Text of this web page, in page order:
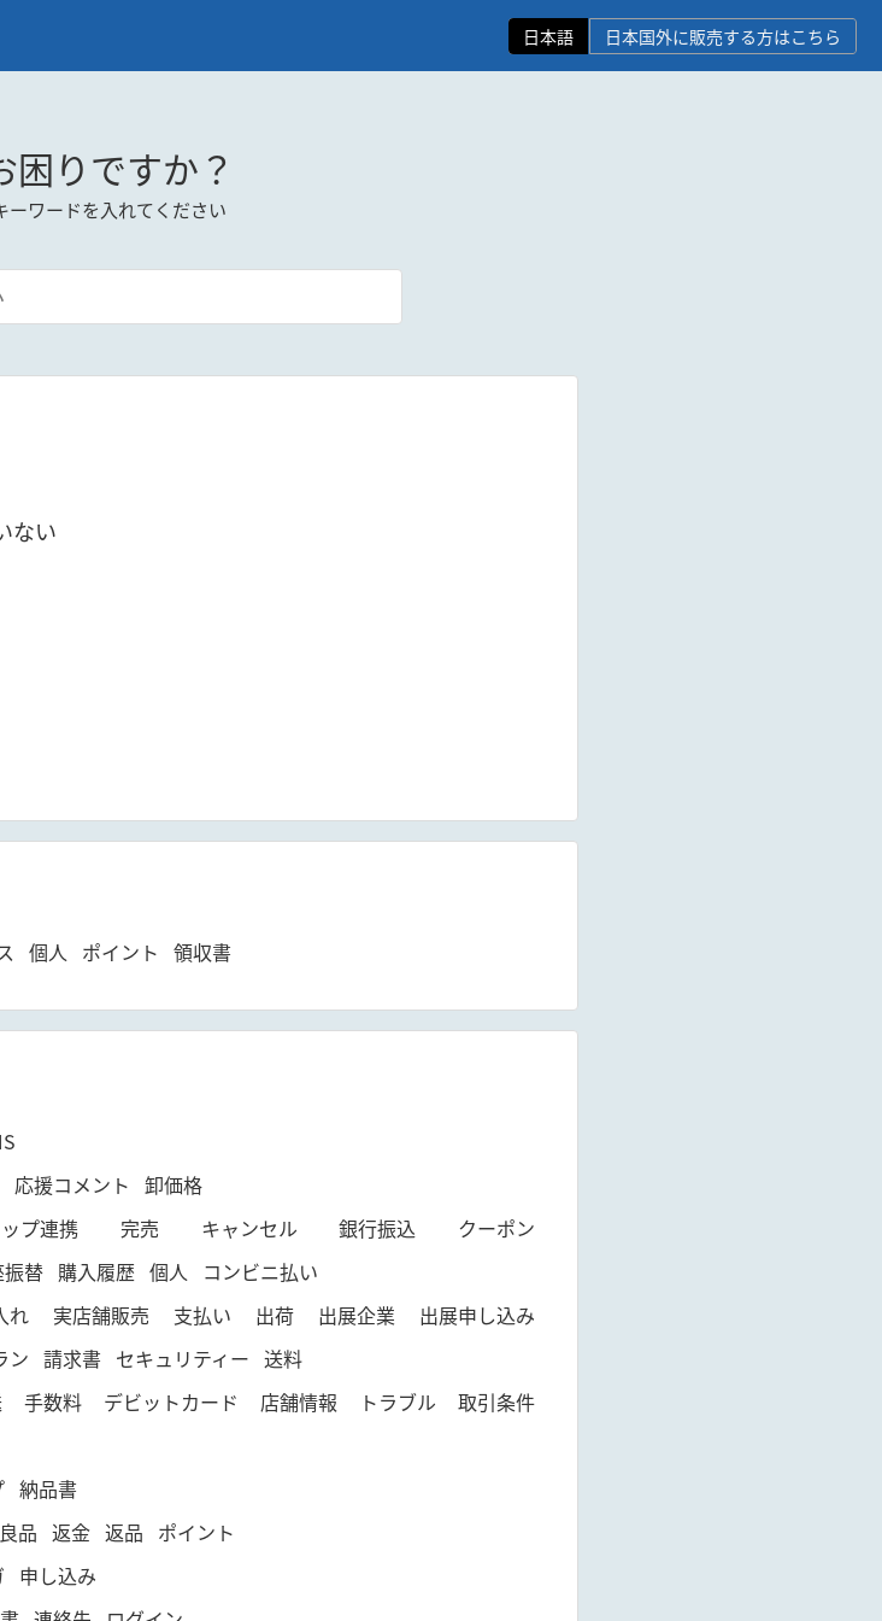
日本語 日本国外に販売する方はこちら
困りですか？
ーワードを入れてください
ない
個人 ポイント 領収書
応援コメント 卸価格
プ連携 完売 キャンセル 銀行振込
クーポン
振替 購入履歴 個人
コンビニ払い
れ 実店舗販売 支払い 出荷 出展企業
出展申し込み
ン 請求書 セキュリティー 送料
手数料 デビットカード 店舗情報 トラブル
取引条件
納品書
品 返金 返品 ポイント
申し込み